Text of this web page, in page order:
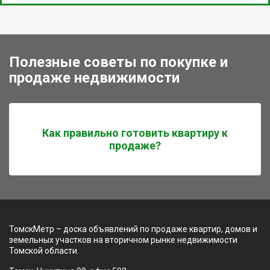
Полезные советы по покупке и
продаже недвижимости
Как правильно готовить квартиру к
продаже?
ТомскМетр – доска объявлений по продаже квартир, домов и
земельных участков на вторичном рынке недвижимости
Томской области.